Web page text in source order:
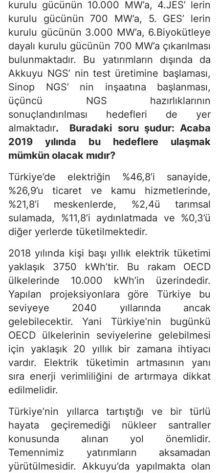
kurulu gücünün 10.000 MW’a, 4.JES’ lerin
kurulu gücünün 700 MW’a, 5. GES’ lerin
kurulu gücünün 3.000 MW’a, 6.Biyokütleye
dayalı kurulu gücünün 700 MW’a çıkarılması
bulunmaktadır. Bu yatırımların dışında da
Akkuyu NGS’ nin test üretimine başlaması,
Sinop NGS’ nin inşaatına başlanması,
üçüncü NGS hazırlıklarının
sonuçlandırılması hedefleri de yer
almaktadır. Buradaki soru şudur: Acaba
2019 yılında bu hedeflere ulaşmak
mümkün olacak mıdır?
Türkiye’de elektriğin %46,8’i sanayide,
%26,9’u ticaret ve kamu hizmetlerinde,
%21,8’i meskenlerde, %2,4ü tarımsal
sulamada, %11,8’i aydınlatmada ve %0,3’ü
diğer yerlerde tüketilmektedir.
2018 yılında kişi başı yıllık elektrik tüketimi
yaklaşık 3750 kWh’tir. Bu rakam OECD
ülkelerinde 10.000 kWh’in üzerindedir.
Yapılan projeksiyonlara göre Türkiye bu
seviyeye 2040 yıllarında ancak
gelebilecektir. Yani Türkiye’nin bugünkü
OECD ülkelerinin seviyelerine gelebilmesi
için yaklaşık 20 yıllık bir zamana ihtiyacı
vardır. Elektrik tüketimin artmasının yanı
sıra enerji verimliliğini de artırmaya dikkat
edilmelidir.
Türkiye’nin yıllarca tartıştığı ve bir türlü
hayata geçiremediği nükleer santraller
konusunda alınan yol önemlidir.
Temennimiz yatırımların aksamadan
yürütülmesidir. Akkuyu’da yapılmakta olan